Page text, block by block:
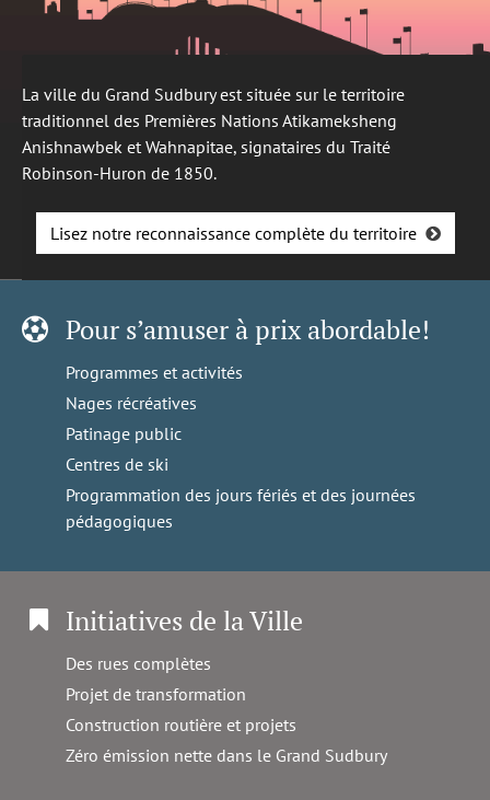
La ville du Grand Sudbury est située sur le territoire
traditionnel des Premières Nations Atikameksheng
Anishnawbek et Wahnapitae, signataires du Traité
Robinson-Huron de 1850.
Lisez notre reconnaissance complète du territoire
Pour s’amuser à prix abordable!
Programmes et activités
Nages récréatives
Patinage public
Centres de ski
Programmation des jours fériés et des journées
pédagogiques
Initiatives de la Ville
Des rues complètes
Projet de transformation
Construction routière et projets
Zéro émission nette dans le Grand Sudbury